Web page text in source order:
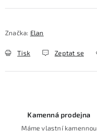
Značka: Elan
Tisk Zeptat se
Kamenná prodejna
Máme vlastní kamennou